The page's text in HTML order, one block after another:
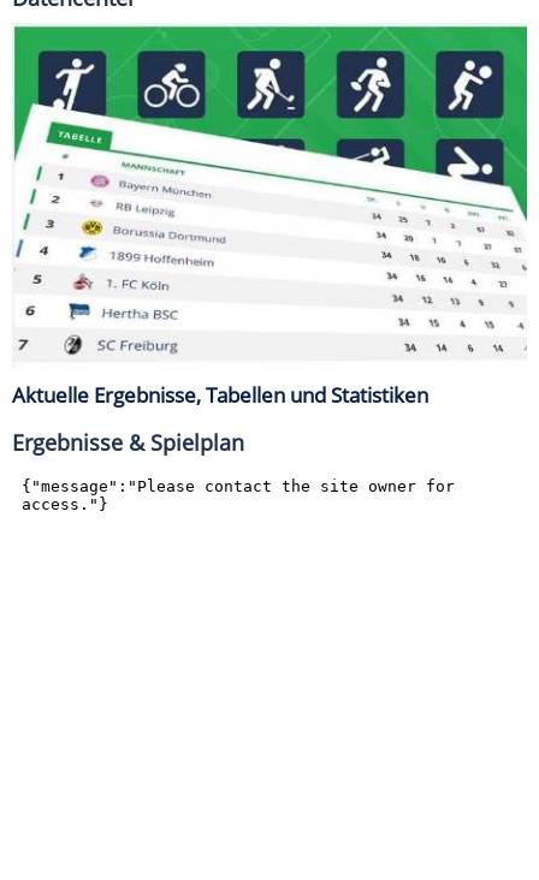
Aktuelle Ergebnisse, Tabellen und Statistiken
Ergebnisse & Spielplan